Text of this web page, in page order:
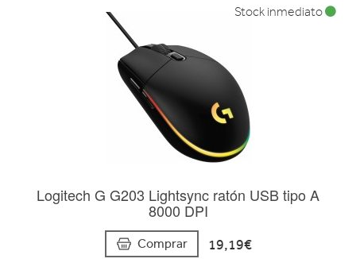
Logitech G G203 Lightsync ratón USB tipo A
8000 DPI
Comprar 19,19€
Stock inmediato